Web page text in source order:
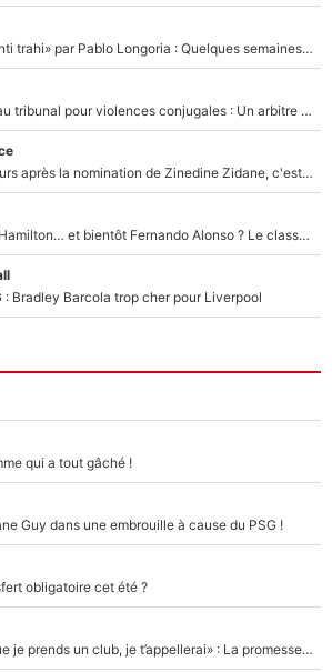
Medhi Benatia s'est «senti trahi» par Pablo Longoria : Quelques semaines après son départ, l'ancien directeur de football de l'OM règle ses comptes
Des terrains de Ligue 1 au tribunal pour violences conjugales : Un arbitre français encourt une peine de 18 mois de prison !
Equipe de France : 10 jours après la nomination de Zinedine Zidane, c'est au tour de son fils de prendre un nouveau départ !
Max Verstappen, Lewis Hamilton… et bientôt Fernando Alonso ? Le classement des pilotes les mieux payés en Formule 1 risque de changer !
Bradley Barcola trop cher pour Liverpool
qui a tout gâché !
Guy dans une embrouille à cause du PSG !
obligatoire cet été ?
Mercato - OM - «Dès que je prends un club, je t’appellerai» : La promesse de Marcelino au moment de claquer la porte